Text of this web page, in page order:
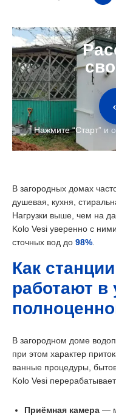
В загородных домах
душевая, кухня,
Нагрузки выше, чем на
Kolo Vesi уверенно с
сточных вод до 98%
Как
работают в
В загородном доме
при этом характер
ванные процедуры,
Kolo Vesi
Приёмная камера —